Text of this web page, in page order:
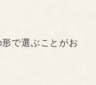
で選ぶことがお